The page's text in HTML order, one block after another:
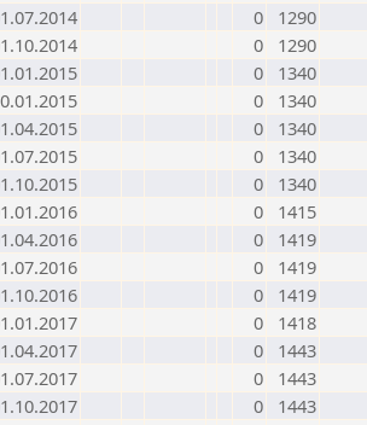
0
1290
0
1290
0
1340
0
1340
0
1340
0
1340
0
1340
0
1415
0
1419
0
1419
0
1419
0
1418
0
1443
0
1443
0
1443